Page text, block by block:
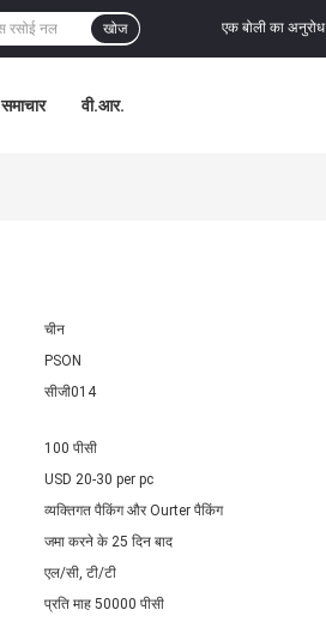
एक बोली का अनुरोध
खोज
समाचार वी.आर.
चीन
PSON
सीजी014
100 पीसी
USD 20-30 per pc
व्यक्तिगत पैकिंग और Ourter पैकिंग
जमा करने के 25 दिन बाद
एल/सी, टी/टी
प्रति माह 50000 पीसी